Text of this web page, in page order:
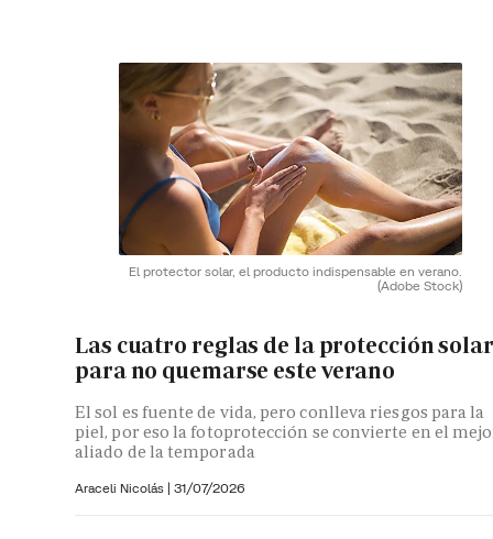
El protector solar, el producto indispensable en verano.
(Adobe Stock)
Las cuatro reglas de la protección solar
para no quemarse este verano
El sol es fuente de vida, pero conlleva riesgos para la
piel, por eso la fotoprotección se convierte en el
aliado de la temporada
Araceli Nicolás | 31/07/2026